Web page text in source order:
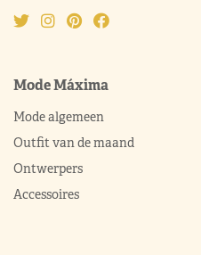
Mode Máxima
Mode algemeen
Outfit van de maand
Ontwerpers
Accessoires